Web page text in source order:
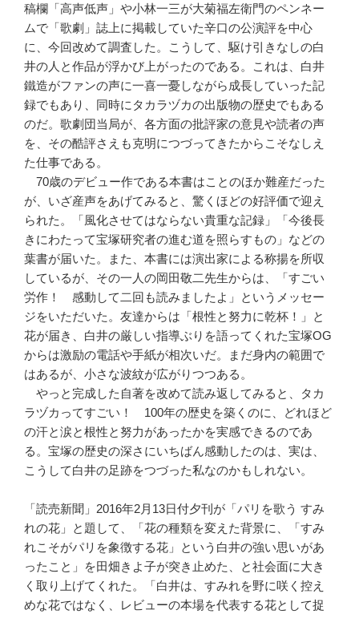
稿欄「高声低声」や小林一三が大菊福左衛門のペンネー
ムで「歌劇」誌上に掲載していた辛口の公演評を中心
に、今回改めて調査した。こうして、駆け引きなしの白
井の人と作品が浮かび上がったのである。これは、白井
鐵造がファンの声に一喜一憂しながら成長していった記
録でもあり、同時にタカラヅカの出版物の歴史でもある
のだ。歌劇団当局が、各方面の批評家の意見や読者の声
を、その酷評さえも克明につづってきたからこそなしえ
た仕事である。
70歳のデビュー作である本書はことのほか難産だった
が、いざ産声をあげてみると、驚くほどの好評価で迎え
られた。「風化させてはならない貴重な記録」「今後長
きにわたって宝塚研究者の進む道を照らすもの」などの
葉書が届いた。また、本書には演出家による称揚を所収
しているが、その一人の岡田敬二先生からは、「すごい
労作！ 感動して二回も読みましたよ」というメッセー
ジをいただいた。友達からは「根性と努力に乾杯！」と
花が届き、白井の厳しい指導ぶりを語ってくれた宝塚OG
からは激励の電話や手紙が相次いだ。まだ身内の範囲で
はあるが、小さな波紋が広がりつつある。
やっと完成した自著を改めて読み返してみると、タカ
ラヅカってすごい！ 100年の歴史を築くのに、どれほど
の汗と涙と根性と努力があったかを実感できるのであ
る。宝塚の歴史の深さにいちばん感動したのは、実は、
こうして白井の足跡をつづった私なのかもしれない。
「読売新聞」2016年2月13日付夕刊が「パリを歌う すみ
れの花」と題して、「花の種類を変えた背景に、「すみ
れこそがパリを象徴する花」という白井の強い思いがあ
ったこと」を田畑きよ子が突き止めた、と社会面に大き
く取り上げてくれた。「白井は、すみれを野に咲く控え
めな花ではなく、レビューの本場を代表する花として捉